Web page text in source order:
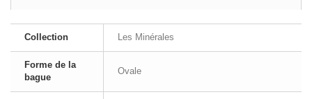
Collection Les Minérales
Forme de la
bague
Ovale